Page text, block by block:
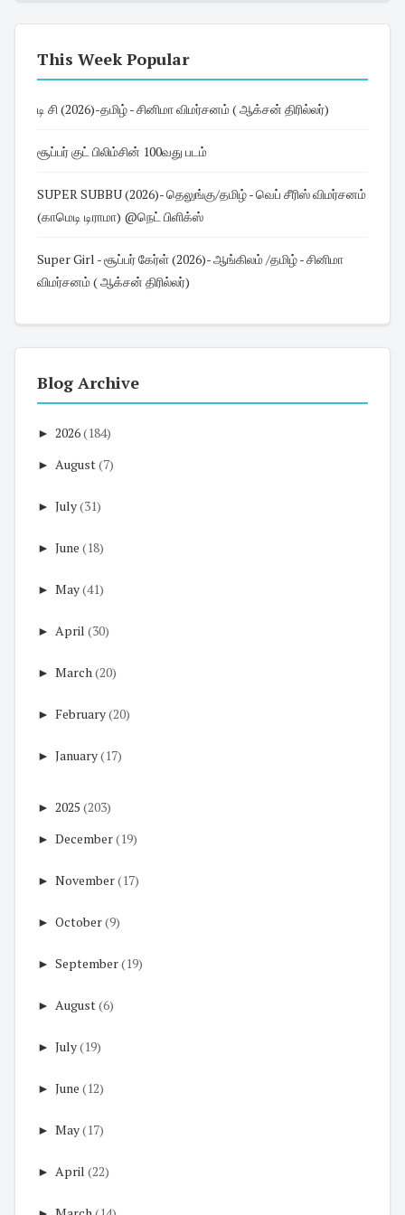
This Week Popular
டி சி (2026)-தமிழ் - சினிமா விமர்சனம் ( ஆக்சன் திரில்லர்)
சூப்பர் குட் பிலிம்சின் 100வது படம்
SUPER SUBBU (2026)- தெலுங்கு/தமிழ் - வெப் சீரிஸ் விமர்சனம்
(காமெடி டிராமா) @நெட் பிளிக்ஸ்
Super Girl - சூப்பர் கேர்ள் (2026)- ஆங்கிலம் /தமிழ் - சினிமா
விமர்சனம் ( ஆக்சன் திரில்லர்)
Blog Archive
► 2026(184)
► August(7)
► July(31)
► June (18)
► May(41)
► April (30)
► March(20)
► February(20)
► January(17)
► 2025 (203)
► December(19)
► November(17)
► October(9)
► September(19)
► August(6)
► July(19)
► June (12)
► May(17)
► April (22)